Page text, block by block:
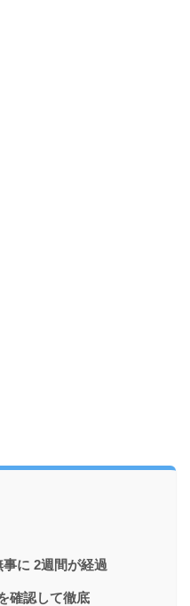
に 2週間が経過
確認して徹底